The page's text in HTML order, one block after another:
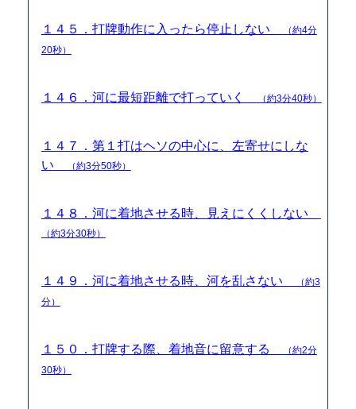
１４５．打牌動作に入ったら停止しない
（約4分
20秒）
１４６．河に最短距離で打っていく （約3分40秒）
１４７．第１打はヘソの中心に、左寄せにしな
い
（約3分50秒）
１４８．河に着地させる時、見えにくくしない
（約3分30秒）
１４９．河に着地させる時、河を乱さない
（約3
分）
１５０．打牌する際、着地音に留意する
（約2分
30秒）